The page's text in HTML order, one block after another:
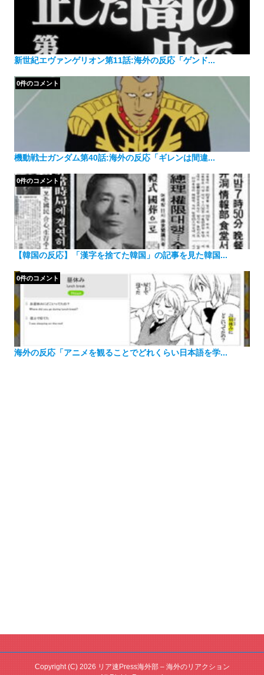
新世紀エヴァンゲリオン第11話:海外の反応「ゲンド...
機動戦士ガンダム第40話:海外の反応「ギレンは間違...
0件のコメント
【韓国の反応】「漢字を捨てた韓国」の記事を見た韓国...
0件のコメント
海外の反応「アニメを観ることでどれくらい日本語を学...
0件のコメント
Copyright (C) 2026 リア速Press海外部 – 海外のリアクション